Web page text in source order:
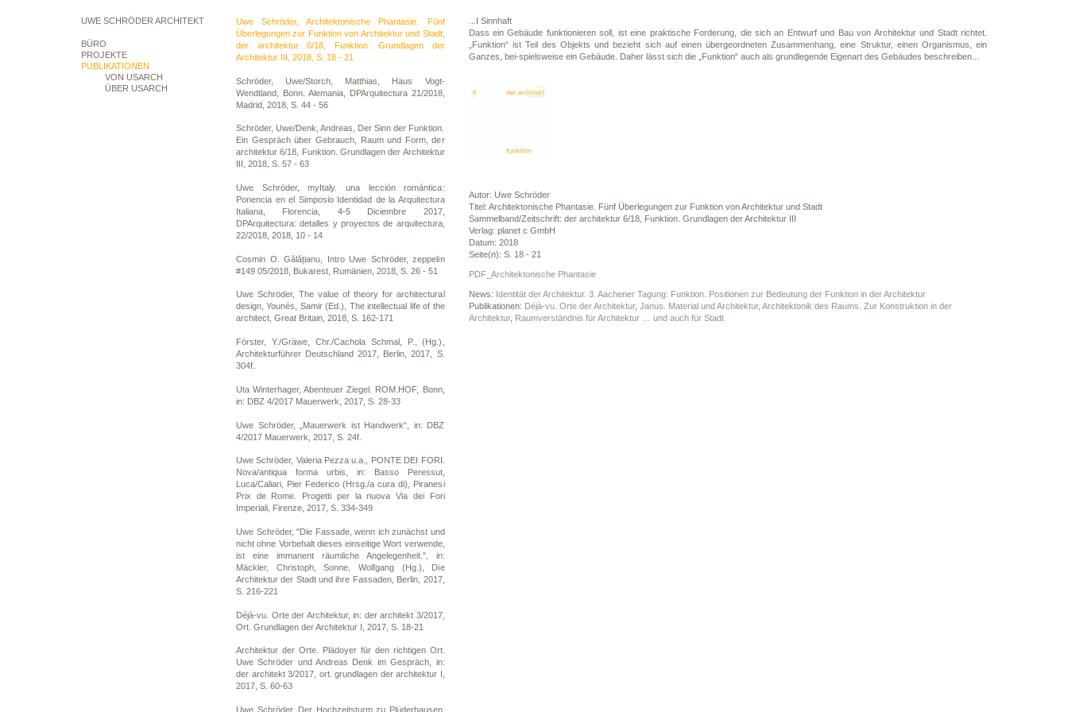
UWE SCHRÖDER ARCHITEKT
BÜRO
PROJEKTE
PUBLIKATIONEN
VON USARCH
ÜBER USARCH
Uwe Schröder, Architektonische Phantasie. Fünf
Überlegungen zur Funktion von Architektur und Stadt,
der architektur 6/18, Funktion. Grundlagen der
Architektur III, 2018, S. 18 - 21
Schröder, Uwe/Storch, Matthias, Haus Vogt-
Wendtland, Bonn. Alemania, DPArquitectura 21/2018,
Madrid, 2018, S. 44 - 56
Schröder, Uwe/Denk, Andreas, Der Sinn der Funktion.
Ein Gespräch über Gebrauch, Raum und Form, der
architektur 6/18, Funktion. Grundlagen der Architektur
III, 2018, S. 57 - 63
Uwe Schröder, myItaly. una lección romántica:
Ponencia en el Simposio Identidad de la Arquitectura
Italiana, Florencia, 4-5 Diciembre 2017,
DPArquitectura: detalles y proyectos de arquitectura,
22/2018, 2018, 10 - 14
Cosmin O. Gălățianu, Intro Uwe Schröder, zeppelin
#149 05/2018, Bukarest, Rumänien, 2018, S. 26 - 51
Uwe Schröder, The value of theory for architectural
design, Younés, Samir (Ed.), The intellectual life of the
architect, Great Britain, 2018, S. 162-171
Förster, Y./Gräwe, Chr./Cachola Schmal, P., (Hg.),
Architekturführer Deutschland 2017, Berlin, 2017, S.
304f.
Uta Winterhager, Abenteuer Ziegel. ROM.HOF, Bonn,
in: DBZ 4/2017 Mauerwerk, 2017, S. 28-33
Uwe Schröder, „Mauerwerk ist Handwerk“, in: DBZ
4/2017 Mauerwerk, 2017, S. 24f.
Uwe Schröder, Valeria Pezza u.a., PONTE DEI FORI.
Nova/antiqua forma urbis, in: Basso Peressut,
Luca/Caliari, Pier Federico (Hrsg./a cura di), Piranesi
Prix de Rome. Progetti per la nuova Via dei Fori
Imperiali, Firenze, 2017, S. 334-349
Uwe Schröder, "Die Fassade, wenn ich zunächst und
nicht ohne Vorbehalt dieses einseitige Wort verwende,
ist eine immanent räumliche Angelegenheit.", in:
Mäckler, Christoph, Sonne, Wolfgang (Hg.), Die
Architektur der Stadt und ihre Fassaden, Berlin, 2017,
S. 216-221
Déjà-vu. Orte der Architektur, in: der architekt 3/2017,
Ort. Grundlagen der Architektur I, 2017, S. 18-21
Architektur der Orte. Plädoyer für den richtigen Ort.
Uwe Schröder und Andreas Denk im Gespräch, in:
der architekt 3/2017, ort. grundlagen der architektur I,
2017, S. 60-63
Uwe Schröder, Der Hochzeitsturm zu Plüderhausen,
...I Sinnhaft
Dass ein Gebäude funktionieren soll, ist eine praktische Forderung, die sich an Entwurf und Bau von Architektur und Stadt richtet.
„Funktion“ ist Teil des Objekts und bezieht sich auf einen übergeordneten Zusammenhang, eine Struktur, einen Organismus, ein
Ganzes, bei-spielsweise ein Gebäude. Daher lässt sich die „Funktion“ auch als grundlegende Eigenart des Gebäudes beschreiben...
Autor: Uwe Schröder
Titel: Architektonische Phantasie. Fünf Überlegungen zur Funktion von Architektur und Stadt
Sammelband/Zeitschrift: der architektur 6/18, Funktion. Grundlagen der Architektur III
Verlag: planet c GmbH
Datum: 2018
Seite(n): S. 18 - 21
PDF_Architektonische Phantasie
News: Identität der Architektur. 3. Aachener Tagung: Funktion. Positionen zur Bedeutung der Funktion in der Architektur
Publikationen: Déjà-vu. Orte der Architektur, Janus. Material und Architektur, Architektonik des Raums. Zur Konstruktion in der
Architektur, Raumverständnis für Architektur … und auch für Stadt